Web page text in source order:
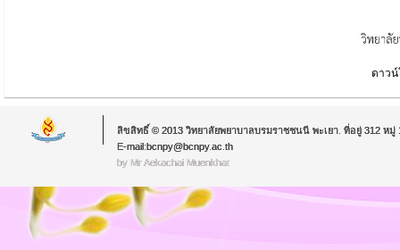
ดาวน์
ลิขสิทธิ์ © 2013 วิทยาลัยพยาบาลบรมราชชนนี พะเยา. ที่อยู่ 312 หมู่
E-mail:bcnpy@bcnpy.ac.th
by Mr.Aekachai Muenkhat